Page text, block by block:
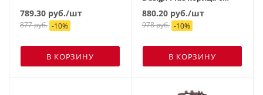
789.30 руб./шт
877руб. -10%
В КОРЗИНУ
темно-бежевым швом
880.20 руб./шт
978руб. -10%
В КОРЗИНУ